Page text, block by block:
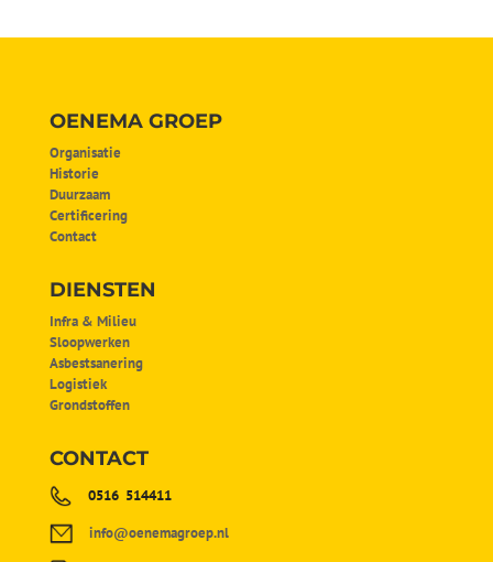
OENEMA GROEP
Organisatie
Historie
Duurzaam
Certificering
Contact
DIENSTEN
Infra & Milieu
Sloopwerken
Asbestsanering
Logistiek
Grondstoffen
CONTACT
0516 514411
info@oenemagroep.nl